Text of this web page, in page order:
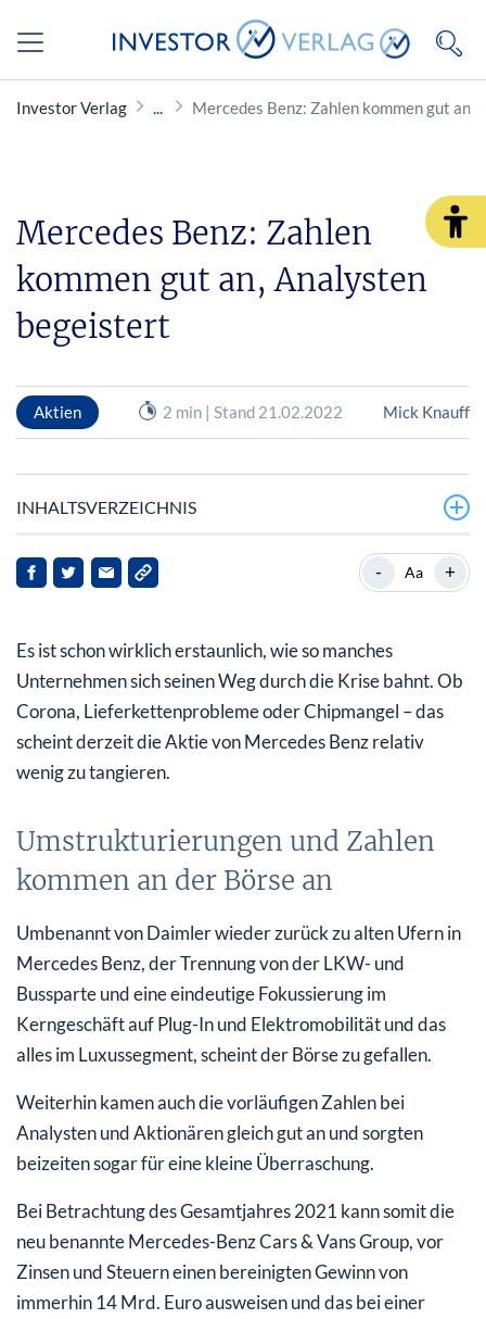
Investor Verlag Mercedes Benz: Zahlen kommen gut
Mercedes Benz: Zahlen
kommen gut an, Analysten
begeistert
Aktien 2 min | Stand 21.02.2022 Mick Knauff
INHALTSVERZEICHNIS
Umstrukturierungen und Zahlen kommen an der Börse
an
International läuft es rund
Auf dem richtigen Weg – auch zur Freude der Aktionäre
- Aa +
Es ist schon wirklich erstaunlich, wie so manches
Unternehmen sich seinen Weg durch die Krise bahnt. Ob
Corona, Lieferkettenprobleme oder Chipmangel – das
scheint derzeit die Aktie von Mercedes Benz relativ
wenig zu tangieren.
Umstrukturierungen und Zahlen
kommen an der Börse an
Umbenannt von Daimler wieder zurück zu alten Ufern in
Mercedes Benz, der Trennung von der LKW- und
Bussparte und eine eindeutige Fokussierung im
Kerngeschäft auf Plug-In und Elektromobilität und das
alles im Luxussegment, scheint der Börse zu gefallen.
Weiterhin kamen auch die vorläufigen Zahlen bei
Analysten und Aktionären gleich gut an und sorgten
beizeiten sogar für eine kleine Überraschung.
Bei Betrachtung des Gesamtjahres 2021 kann somit die
neu benannte Mercedes-Benz Cars & Vans Group, vor
Zinsen und Steuern einen bereinigten Gewinn von
immerhin 14 Mrd. Euro ausweisen und das bei einer